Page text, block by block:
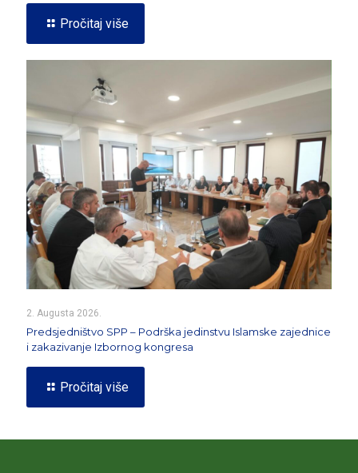
Pročitaj više
2. Augusta 2026.
Predsjedništvo SPP – Podrška jedinstvu Islamske zajednice
i zakazivanje Izbornog kongresa
Pročitaj više